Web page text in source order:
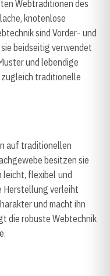
Webtraditionen des
knotenlose
sind Vorder- und
beidseitig verwendet
und lebendige
zugleich traditionelle
auf traditionellen
besitzen sie
leicht, flexibel und
Herstellung verleiht
und macht ihn
die robuste Webtechnik